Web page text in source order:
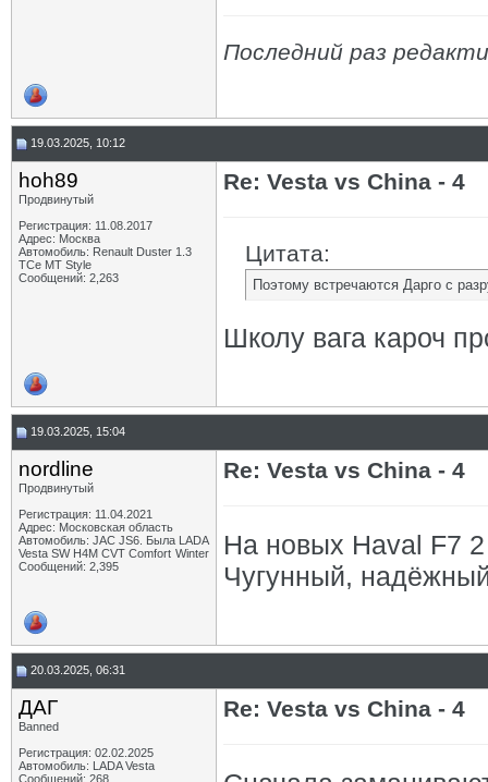
Последний раз
19.03.2025, 10:12
hoh89
Продвинутый
Регистрация: 11.08.2017
Адрес: Москва
Автомобиль: Renault Duster 1.3
TCe MT Style
Сообщений: 2,263
Re: Vesta vs China - 4
Цитата:
Поэтому встречаются Дарго с
Школу вага кароч
19.03.2025, 15:04
nordline
Продвинутый
Регистрация: 11.04.2021
Адрес: Московская область
Автомобиль: JAC JS6. Была LADA
Vesta SW H4M CVT Comfort Winter
Сообщений: 2,395
Re: Vesta vs China - 4
На новых Haval F7
Чугунный,
20.03.2025, 06:31
ДАГ
Banned
Регистрация: 02.02.2025
Автомобиль: LADA Vesta
Сообщений: 268
Re: Vesta vs China - 4